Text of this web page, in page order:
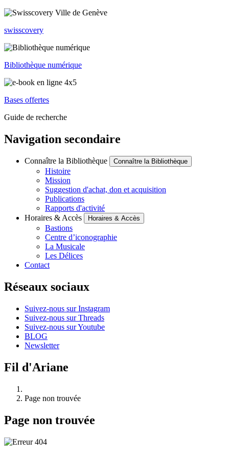
swisscovery
Bibliothèque numérique
Bases offertes
Guide de recherche
Navigation secondaire
Connaître la Bibliothèque Connaître la Bibliothèque
Histoire
Mission
Suggestion d'achat, don et acquisition
Publications
Rapports d'activité
Horaires & Accès
Horaires & Accès
Bastions
Centre d’iconographie
La Musicale
Les Délices
Contact
Réseaux sociaux
Suivez-nous sur Instagram
Suivez-nous sur Threads
Suivez-nous sur Youtube
BLOG
Newsletter
Fil d'Ariane
Page non trouvée
Page non trouvée